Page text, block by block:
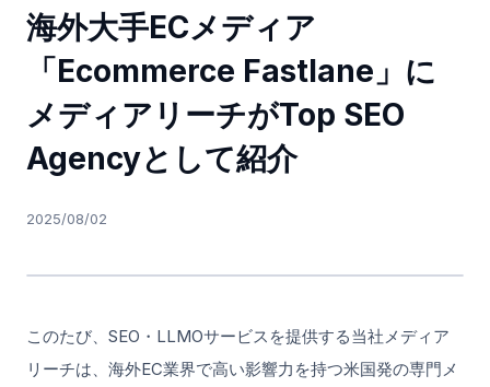
海外大手ECメディア
「Ecommerce Fastlane」に
メディアリーチがTop SEO
Agencyとして紹介
2025/08/02
このたび、SEO・LLMOサービスを提供する当社メディア
リーチは、海外EC業界で高い影響力を持つ米国発の専門メ